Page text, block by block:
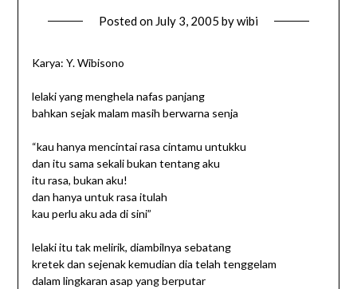
Posted on July 3, 2005 bywibi
Karya: Y. Wibisono
lelaki yang menghela nafas panjang
bahkan sejak malam masih berwarna senja
“kau hanya mencintai rasa cintamu untukku
dan itu sama sekali bukan tentang aku
itu rasa, bukan aku!
dan hanya untuk rasa itulah
kau perlu aku ada di sini”
lelaki itu tak melirik, diambilnya sebatang
kretek dan sejenak kemudian dia telah tenggelam
dalam lingkaran asap yang berputar